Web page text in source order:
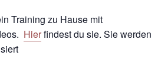
Training zu Hause mit
Hierfindest du sie. Sie werden